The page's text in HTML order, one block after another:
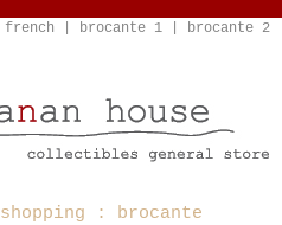
french brocante 1 brocante 2
shopping : brocante